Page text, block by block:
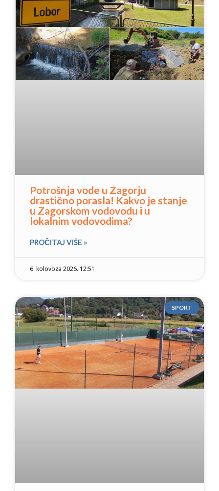
Potrošnja vode u Zagorju
drastično porasla! Kakvo je stanje
u Zagorskom vodovodu i u
lokalnim vodovodima?
PROČITAJ VIŠE »
6. kolovoza 2026. 12:51
SPORT